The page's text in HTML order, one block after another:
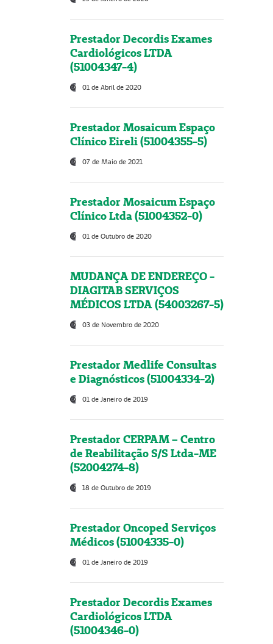
Prestador Decordis Exames
Cardiológicos LTDA
(51004347-4)
01 de Abril de 2020
Prestador Mosaicum Espaço
Clínico Eireli (51004355-5)
07 de Maio de 2021
Prestador Mosaicum Espaço
Clínico Ltda (51004352-0)
01 de Outubro de 2020
MUDANÇA DE ENDEREÇO -
DIAGITAB SERVIÇOS
MÉDICOS LTDA (54003267-5)
03 de Novembro de 2020
Prestador Medlife Consultas
e Diagnósticos (51004334-2)
01 de Janeiro de 2019
Prestador CERPAM – Centro
de Reabilitação S/S Ltda-ME
(52004274-8)
18 de Outubro de 2019
Prestador Oncoped Serviços
Médicos (51004335-0)
01 de Janeiro de 2019
Prestador Decordis Exames
Cardiológicos LTDA
(51004346-0)